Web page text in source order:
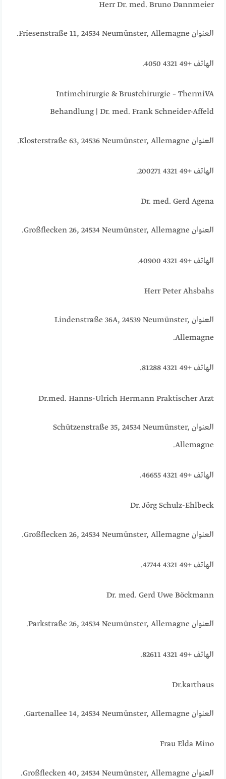
Herr Dr. med. Bruno Dannmeier
العنوان Friesenstraße 11, 24534 Neumünster, Allemagne.
الهاتف +49 4321 4050.
Intimchirurgie & Brustchirurgie – ThermiVA
Behandlung | Dr. med. Frank Schneider-Affeld
العنوان Klosterstraße 63, 24536 Neumünster, Allemagne.
الهاتف +49 4321 200271.
Dr. med. Gerd Agena
العنوان Großflecken 26, 24534 Neumünster, Allemagne.
الهاتف +49 4321 40900.
Herr Peter Ahsbahs
العنوان Lindenstraße 36A, 24539 Neumünster,
Allemagne.
الهاتف +49 4321 81288.
Dr.med. Hanns-Ulrich Hermann Praktischer Arzt
العنوان Schützenstraße 35, 24534 Neumünster,
Allemagne.
الهاتف +49 4321 46655.
Dr. Jörg Schulz-Ehlbeck
العنوان Großflecken 26, 24534 Neumünster, Allemagne.
الهاتف +49 4321 47744.
Dr. med. Gerd Uwe Böckmann
العنوان Parkstraße 26, 24534 Neumünster, Allemagne.
الهاتف +49 4321 82611.
Dr.karthaus
العنوان Gartenallee 14, 24534 Neumünster, Allemagne.
Frau Elda Mino
العنوان Großflecken 40, 24534 Neumünster, Allemagne.